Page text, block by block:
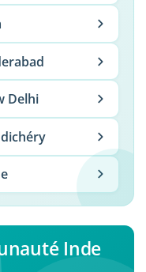
Delhi
Inde